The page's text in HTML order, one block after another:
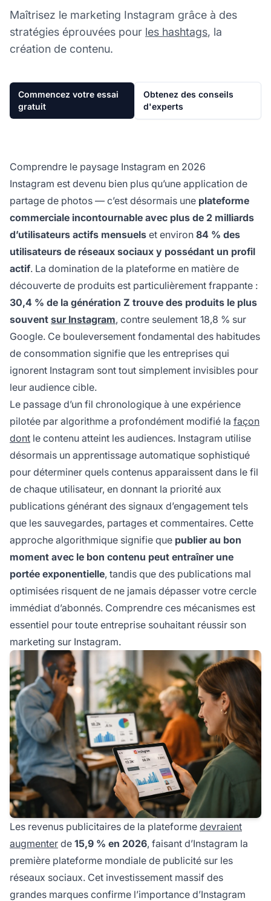
Maîtrisez le marketing Instagram grâce à des
stratégies éprouvées pour les hashtags, la
création de contenu.
Commencez votre essai
gratuit
Obtenez des conseils
d'experts
Comprendre le paysage Instagram en 2026
Instagram est devenu bien plus qu’une application de
partage de photos — c’est désormais une plateforme
commerciale incontournable avec plus de 2 milliards
d’utilisateurs actifs mensuels et environ 84 % des
utilisateurs de réseaux sociaux y possédant un profil
actif. La domination de la plateforme en matière de
découverte de produits est particulièrement frappante :
30,4 % de la génération Z trouve des produits le plus
souvent sur Instagram, contre seulement 18,8 % sur
Google. Ce bouleversement fondamental des habitudes
de consommation signifie que les entreprises qui
ignorent Instagram sont tout simplement invisibles pour
leur audience cible.
Le passage d’un fil chronologique à une expérience
pilotée par algorithme a profondément modifié la façon
dont le contenu atteint les audiences. Instagram utilise
désormais un apprentissage automatique sophistiqué
pour déterminer quels contenus apparaissent dans le fil
de chaque utilisateur, en donnant la priorité aux
publications générant des signaux d’engagement tels
que les sauvegardes, partages et commentaires. Cette
approche algorithmique signifie que publier au bon
moment avec le bon contenu peut entraîner une
portée exponentielle, tandis que des publications mal
optimisées risquent de ne jamais dépasser votre cercle
immédiat d’abonnés. Comprendre ces mécanismes est
essentiel pour toute entreprise souhaitant réussir son
marketing sur Instagram.
Les revenus publicitaires de la plateforme devraient
augmenter de 15,9 % en 2026, faisant d’Instagram la
première plateforme mondiale de publicité sur les
réseaux sociaux. Cet investissement massif des
grandes marques confirme l’importance d’Instagram